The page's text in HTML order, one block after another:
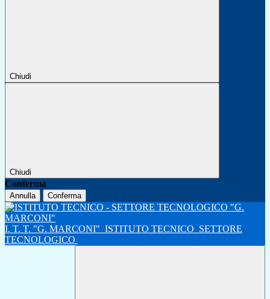
Chiudi
Chiudi
Conferma
Annulla Conferma
I. T. T. "G. MARCONI" ISTITUTO TECNICO SETTORE
TECNOLOGICO